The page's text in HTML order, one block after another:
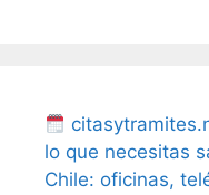
lo que necesitas
Chile: oficinas,